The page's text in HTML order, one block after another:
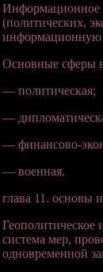
Информационное
(политических,
информационную
Основные сферы
— политическая;
—
— финансово-
— военная.
глава 11. основы
система мер,
одновременной